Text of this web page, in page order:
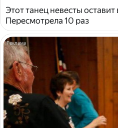
Этот танец невесты оставит
Пересмотрела 10 раз